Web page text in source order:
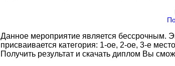
Данное мероприятие является бессрочным.
присваивается категория: 1-ое, 2-ое, 3-е
Получить результат и скачать диплом Вы